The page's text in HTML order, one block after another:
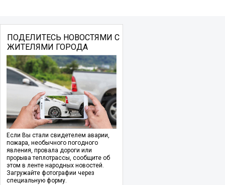
ПОДЕЛИТЕСЬ НОВОСТЯМИ С
ЖИТЕЛЯМИ ГОРОДА
Если Вы стали свидетелем аварии,
пожара, необычного погодного
явления, провала дороги или
прорыва теплотрассы, сообщите об
этом в ленте народных новостей.
Загружайте фотографии через
специальную форму.